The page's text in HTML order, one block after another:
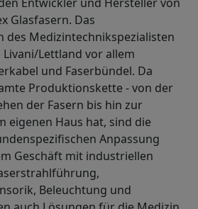
Glasfasern. Das
des Medizintechnikspezialisten
Lettland vor allem
und Faserbündel. Da
Produktionskette - von der
der Fasern bis hin zur
eigenen Haus hat, sind die
Anpassung
Geschäft mit industriellen
Beleuchtung und